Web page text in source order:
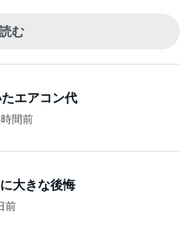
む
エアコン代
間前
大きな後悔
前